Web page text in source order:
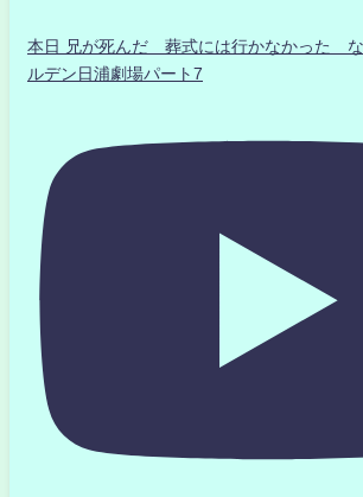
本日 兄が死んだ 葬式には行かなかった
ルデン日浦劇場パート7